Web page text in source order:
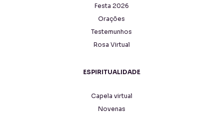
Festa 2026
Orações
Testemunhos
Rosa Virtual
ESPIRITUALIDADE
Capela virtual
Novenas